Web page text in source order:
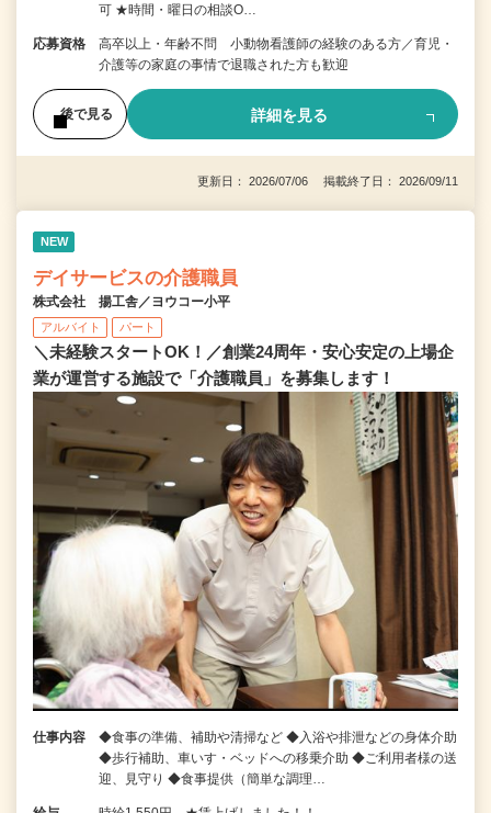
可 ★時間・曜日の相談O…
応募資格
高卒以上・年齢不問 小動物看護師の経験のある方／育児・
介護等の家庭の事情で退職された方も歓迎
後で見る 詳細を見る
更新日： 2026/07/06 掲載終了日： 2026/09/11
NEW
デイサービスの介護職員
株式会社 揚工舎／ヨウコー小平
アルバイト パート
＼未経験スタートOK！／創業24周年・安心安定の上場企
業が運営する施設で「介護職員」を募集します！
仕事内容
◆食事の準備、補助や清掃など ◆入浴や排泄などの身体介助
◆歩行補助、車いす・ベッドへの移乗介助 ◆ご利用者様の送
迎、見守り ◆食事提供（簡単な調理…